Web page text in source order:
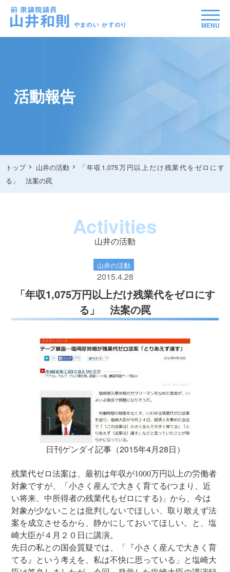
MENU
活動報告
トップ 山井の活動
「年収1,075万円以上だけ残業代をゼロにす
る」 法案の罠
Activities
山井の活動
山井の活動
2015.4.28
「年収1,075万円以上だけ残業代をゼロにす
る」 法案の罠
日刊ゲンダイ記事（2015年4月28日）
残業代ゼロ法案は、最初は年収が1000万円以上の労働者
対象ですが、「小さく産んで大きく育てる(つまり、近
い将来、中所得者の残業代もゼロにする)」から、今は
対象が少ないことは批判しないでほしい、取り敢えず法
案を成立させるから、静かにしておいてほしい。と、塩
崎大臣が４月２０日に講演。
先日の私との国会質疑では、「『小さく産んで大きく育
てる』という考えを、私は不快に思っている」と塩崎大